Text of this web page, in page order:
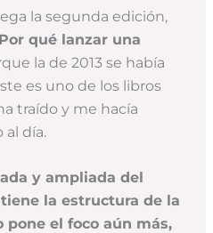
la segunda edición,
qué lanzar una
la de 2013 se había
es uno de los libros
traído y me hacía
al día.
y ampliada del
la estructura de la
pone el foco aún más,